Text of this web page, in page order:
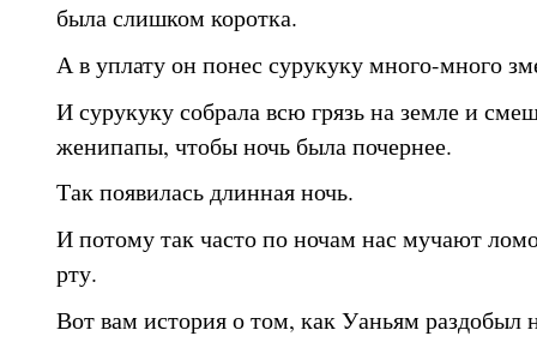
была слишком коротка.
А в уплату он понес сурукуку много-много
И сурукуку собрала всю грязь на земле и
женипапы, чтобы ночь была почернее.
Так появилась длинная ночь.
И потому так часто по ночам нас мучают
рту.
Вот вам история о том, как Уаньям раздобыл